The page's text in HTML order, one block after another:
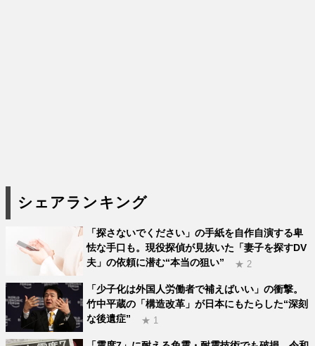
シェアランキング
「探さないでください」の手紙を自作自演する卑
怯な手口も。現役探偵が見抜いた「妻子を探すDV
夫」の依頼に潜む“本当の狙い”
★ 2
「少子化は外国人労働者で補えばいい」の衝撃。
竹中平蔵の「構造改革」が日本にもたらした“深刻
な後遺症”
★ 1